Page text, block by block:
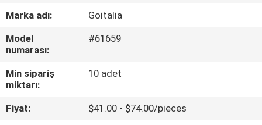
TURU
KALITE
KONTROL
Marka adı:
Goitalia
Model
numarası:
#61659
Min sipariş
miktarı:
10 adet
Fiyat:
$41.00 - $74.00/pieces